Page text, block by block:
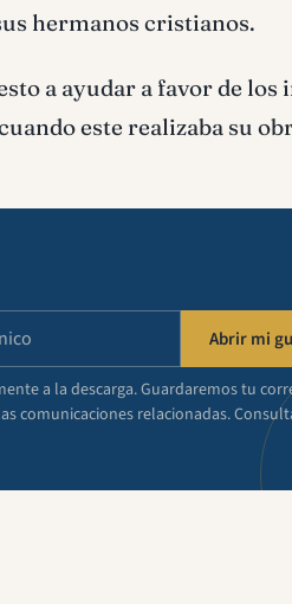
hermanos cristianos.
a ayudar a favor de los
este realizaba su
Abrir mi
a la descarga. Guardaremos tu
comunicaciones relacionadas.